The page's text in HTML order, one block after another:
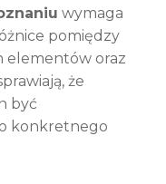
wymaga
pomiędzy
elementów oraz
że
być
konkretnego